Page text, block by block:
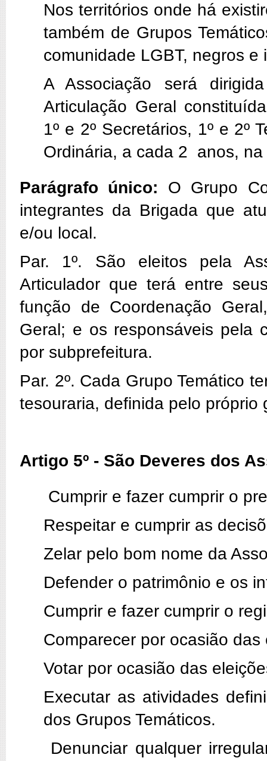
Nos territórios onde há
também de Grupos
comunidade LGBT, negros
A Associação será
Articulação Geral
1º e 2º Secretários, 1º e 2º
Ordinária, a cada 2 anos,
Parágrafo único: O Grupo
integrantes da Brigada que
e/ou local.
Par. 1º. São eleitos pela
Articulador que terá entre
função de Coordenação
Geral; e os responsáveis pela
por subprefeitura.
Par. 2º. Cada Grupo Temático
tesouraria, definida pelo próprio
Artigo 5º - São Deveres dos
Cumprir e fazer cumprir o
Respeitar e cumprir as
Zelar pelo bom nome da
Defender o patrimônio e os
Cumprir e fazer cumprir o
Comparecer por ocasião das
Votar por ocasião das
Executar as atividades
dos Grupos Temáticos.
Denunciar qualquer